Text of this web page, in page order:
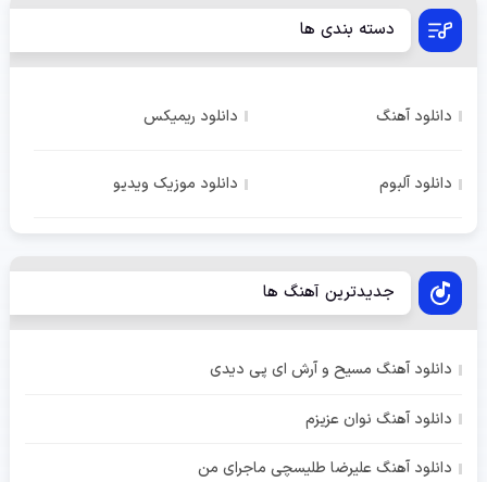
دسته بندی ها
دانلود آهنگ دانلود ریمیکس
دانلود آلبوم دانلود موزیک ویدیو
جدیدترین آهنگ ها
دانلود آهنگ مسیح و آرش ای پی دیدی
دانلود آهنگ نوان عزیزم
دانلود آهنگ علیرضا طلیسچی ماجرای من